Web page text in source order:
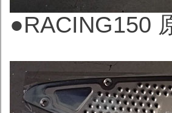
●RACING150